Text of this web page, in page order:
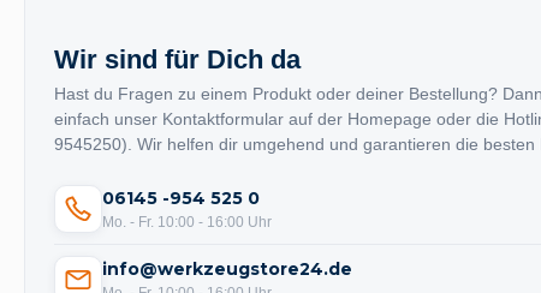
MYXAL
Wir sind für Dich da
Hast du Fragen zu einem Produkt oder deiner Bestellung?
einfach unser Kontaktformular auf der Homepage oder die
9545250). Wir helfen dir umgehend und garantieren die besten
06145 -954 525 0
Mo. - Fr. 10:00 - 16:00 Uhr
info@werkzeugstore24.de